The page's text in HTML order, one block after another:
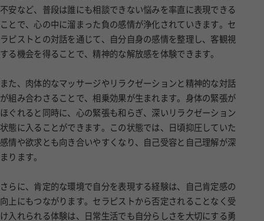
不安など、普段は誰にも相談できない悩みを率直に表現できる
ことで、心の中に溜まった負の感情が浄化されていきます。セ
ラピストとの対話を通じて、自分自身の感情を整理し、客観視
する機会を得ることで、精神的な解放感を体験できます。
また、肉体的なマッサージやリラクゼーションと精神的な対話
が組み合わさることで、相乗効果が生まれます。身体の緊張が
ほぐれると同時に、心の緊張も和らぎ、深いリラクゼーション
状態に入ることができます。この状態では、日頃抑圧していた
感情や欲求とも向き合いやすくなり、自己受容と自己理解が深
まります。
さらに、肯定的な環境で自分を表現する経験は、自己肯定感の
向上にもつながります。セラピストから否定されることなく受
け入れられる体験は、日常生活でも自分らしさを大切にする勇